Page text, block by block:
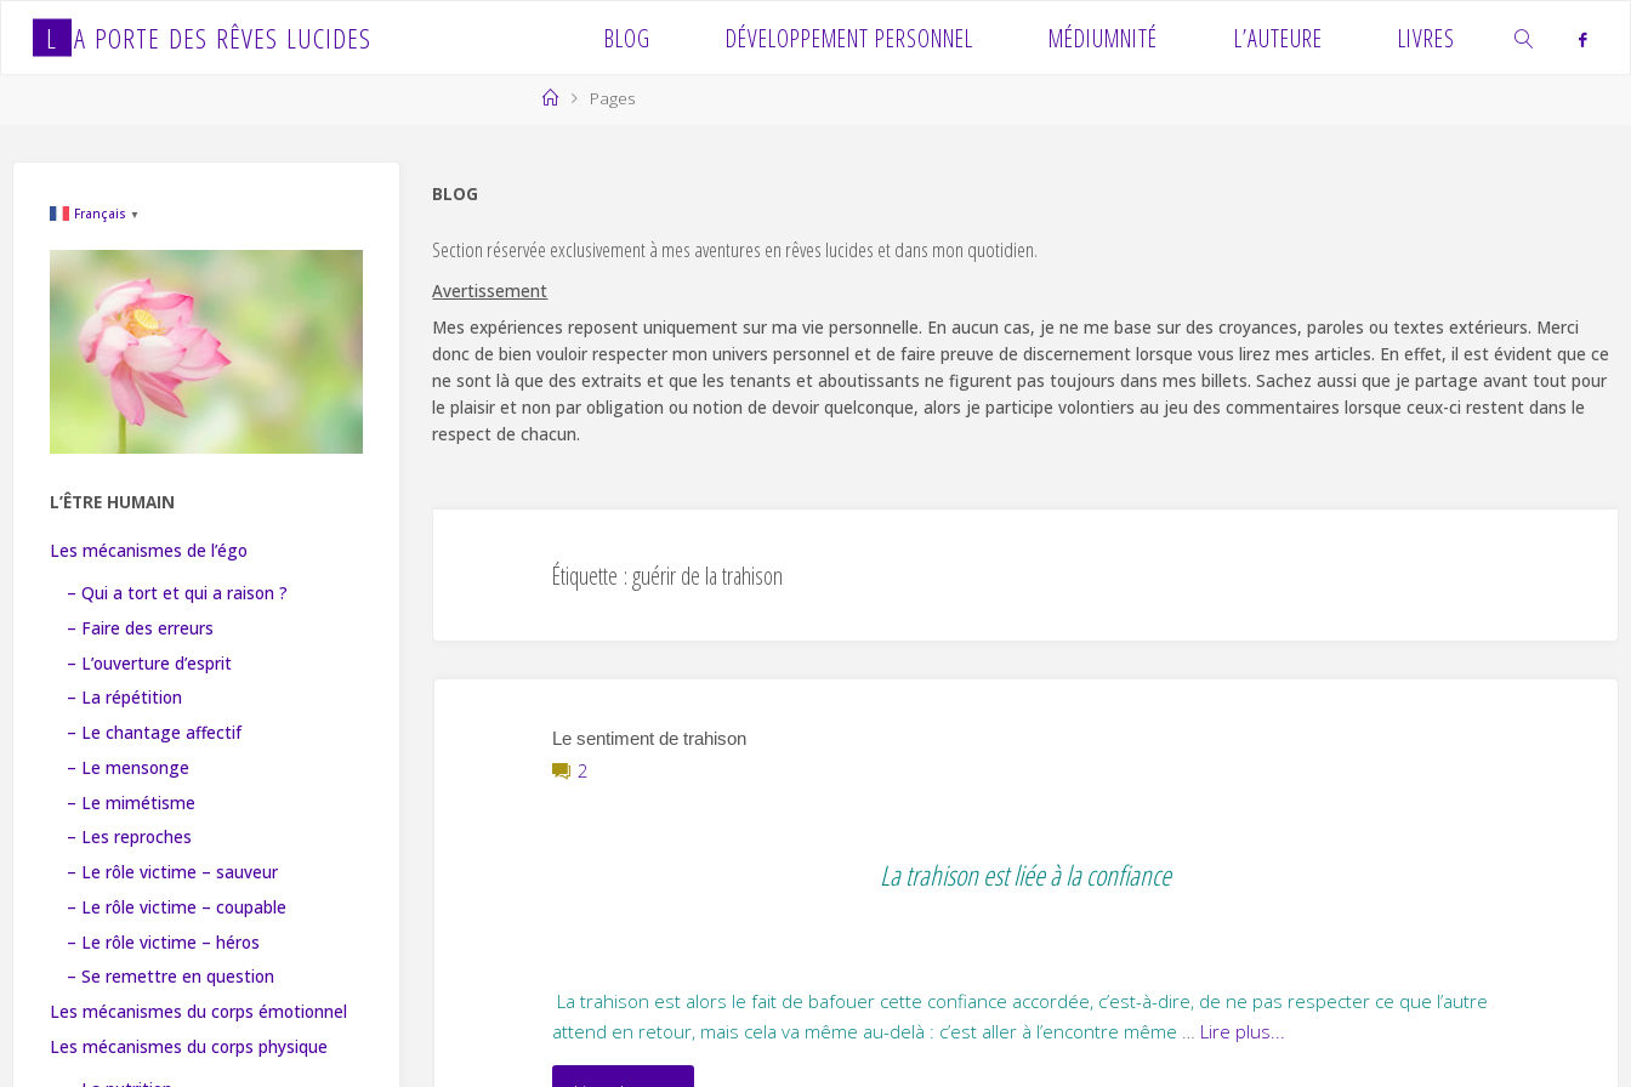
L A PORTE DES RÊVES LUCIDES BLOG DÉVELOPPEMENT PERSONNEL MÉDIUMNITÉ L’AUTEURE LIVRES
HomePages
BLOG
Section réservée exclusivement à mes aventures en rêves lucides et dans mon quotidien.
Avertissement
Mes expériences reposent uniquement sur ma vie personnelle. En aucun cas, je ne me base sur des croyances, paroles ou textes extérieurs. Merci
donc de bien vouloir respecter mon univers personnel et de faire preuve de discernement lorsque vous lirez mes articles. En effet, il est évident que ce
ne sont là que des extraits et que les tenants et aboutissants ne figurent pas toujours dans mes billets. Sachez aussi que je partage avant tout pour
le plaisir et non par obligation ou notion de devoir quelconque, alors je participe volontiers au jeu des commentaires lorsque ceux-ci restent dans le
respect de chacun.
Étiquette : guérir de la trahison
Le sentiment de trahison
2
La trahison est liée à la confiance
La trahison est alors le fait de bafouer cette confiance accordée, c’est-à-dire, de ne pas respecter ce que l’autre
attend en retour, mais cela va même au-delà : c’est aller à l’encontre même … Lire plus...
Français ▼
L’ÊTRE HUMAIN
Les mécanismes de l’égo
– Qui a tort et qui a raison ?
– Faire des erreurs
– L’ouverture d’esprit
– La répétition
– Le chantage affectif
– Le mensonge
– Le mimétisme
– Les reproches
– Le rôle victime – sauveur
– Le rôle victime – coupable
– Le rôle victime – héros
– Se remettre en question
Les mécanismes du corps émotionnel
Les mécanismes du corps physique